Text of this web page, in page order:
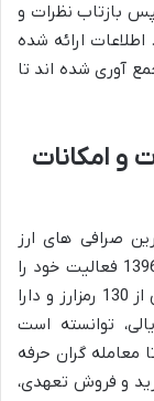
بازتاب نظرات و
اطلاعات ارائه شده
آوری شده اند تا
و امکانات
صرافی های ارز
دیجیتال در ایران شناخته می شود که از سال 1396 فعالیت خود را
آغاز کرده است. این صرافی با پشتیبانی از بیش از 130 رمزارز و دارا
توانسته است
معامله گران حرفه
و فروش تعهدی،